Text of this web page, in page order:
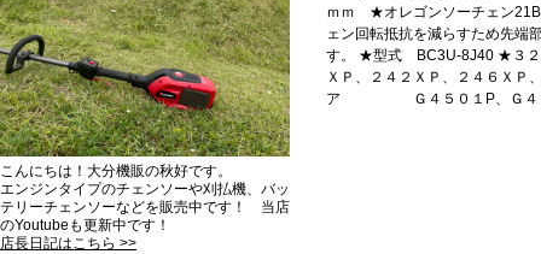
ｍｍ ★オレゴンソーチェン
ェン回転抵抗を減らすため先端
す。 ★型式 BC3U-8J40 ★３２
ＸＰ、２４２ＸＰ、２４６Ｘ
ア Ｇ４５０１P、Ｇ４５０
こんにちは！大分機販の秋好です。
エンジンタイプのチェンソーや刈払機、バッ
テリーチェンソーなどを販売中です！ 当店
のYoutubeも更新中です！
店長日記はこちら >>